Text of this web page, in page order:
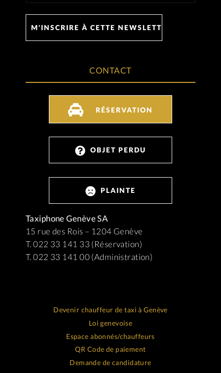
CONTACT
RÉSERVATION
OBJET PERDU
PLAINTE
Taxiphone Genève SA
15 rue des Rois – 1204 Genève
T. 022 33 141 33 (Réservation)
T. 022 33 141 00 (Administration)
Devenir chauffeur de taxi à Genève
Loi genevoise
Espace abonnés/chauffeurs
QR Code de paiement
Demande de candidature